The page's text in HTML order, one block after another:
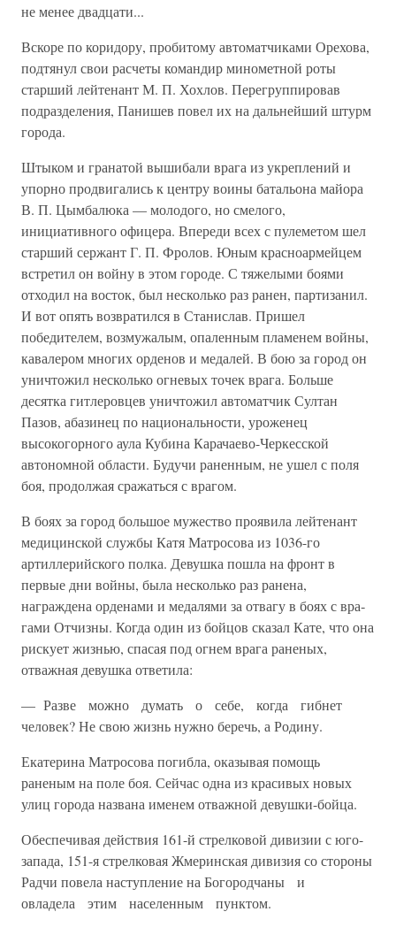
не менее двадцати...
Вскоре по коридору, пробитому автоматчиками Орехова,
подтянул свои расчеты командир минометной роты
старший лейтенант М. П. Хохлов. Перегруппировав
подразделения, Панишев повел их на дальнейший штурм
города.
Штыком и гранатой вышибали врага из укреплений и
упорно про­двигались к центру воины батальона майора
В. П. Цымбалюка — молодого, но смелого,
инициативного офицера. Впереди всех с пуле­метом шел
старший сержант Г. П. Фролов. Юным красноармейцем
встретил он войну в этом городе. С тяжелыми боями
отходил на восток, был несколько раз ранен, партизанил.
И вот опять возвратил­ся в Станислав. Пришел
победителем, возмужалым, опаленным пла­менем войны,
кавалером многих орденов и медалей. В бою за город он
уничтожил несколько огневых точек врага. Больше
десятка гитле­ровцев уничтожил автоматчик Султан
Пазов, абазинец по националь­ности, уроженец
высокогорного аула Кубина Карачаево-Черкесской
автономной области. Будучи раненным, не ушел с поля
боя, продол­жая сражаться с врагом.
В боях за город большое мужество проявила лейтенант
медицин­ской службы Катя Матросова из 1036-го
артиллерийского полка. Де­вушка пошла на фронт в
первые дни войны, была несколько раз ранена,
награждена орденами и медалями за отвагу в боях с вра­
гами Отчизны. Когда один из бойцов сказал Кате, что она
риску­ет жизнью, спасая под огнем врага раненых,
отважная девушка ответила:
— Разве можно думать о себе, когда гибнет
человек? Не свою жизнь нужно беречь, а Родину.
Екатерина Матросова погибла, оказывая помощь
раненым на поле боя. Сейчас одна из красивых новых
улиц города названа именем отважной девушки-бойца.
Обеспечивая действия 161-й стрелковой дивизии с юго-
запада, 151-я стрелковая Жмеринская дивизия со стороны
Радчи повела на­ступление на Богородчаны и
овладела этим населенным пунктом.